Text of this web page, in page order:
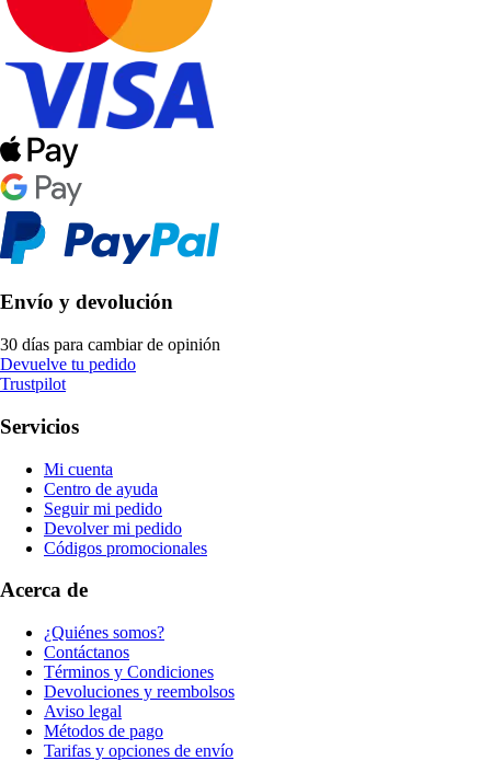
Envío y devolución
30 días para cambiar de opinión
Devuelve tu pedido
Trustpilot
Servicios
Mi cuenta
Centro de ayuda
Seguir mi pedido
Devolver mi pedido
Códigos promocionales
Acerca de
¿Quiénes somos?
Contáctanos
Términos y Condiciones
Devoluciones y reembolsos
Aviso legal
Métodos de pago
Tarifas y opciones de envío